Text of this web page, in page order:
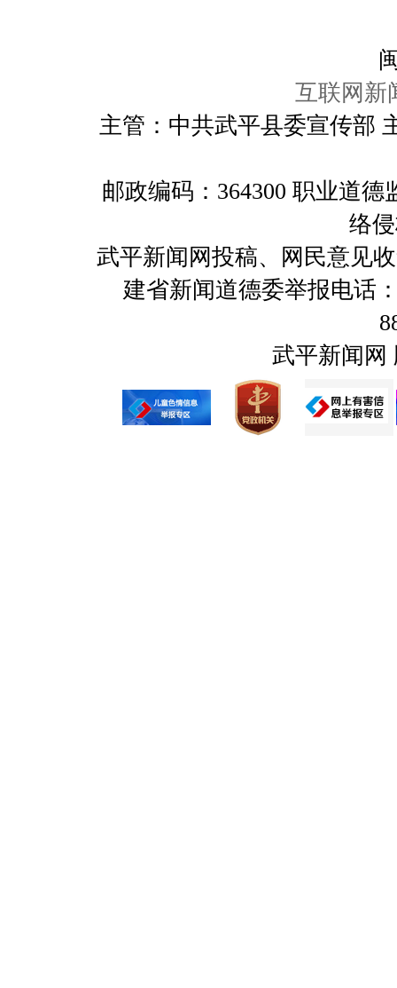
互联网新
主管：中共武平县委宣传部
邮政编码：364300 职业道
络
武平新闻网投稿、网民意见
建省新闻道德委举报电话
武平新闻网